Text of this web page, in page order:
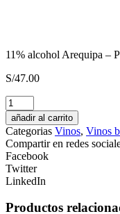
11% alcohol Arequipa –
S/47.00
Pisco
Monte
Luna
Acholado
cantidad
añadir al carrito
Categorias Vinos, Vinos
Compartir en redes
Facebook
Twitter
LinkedIn
Productos